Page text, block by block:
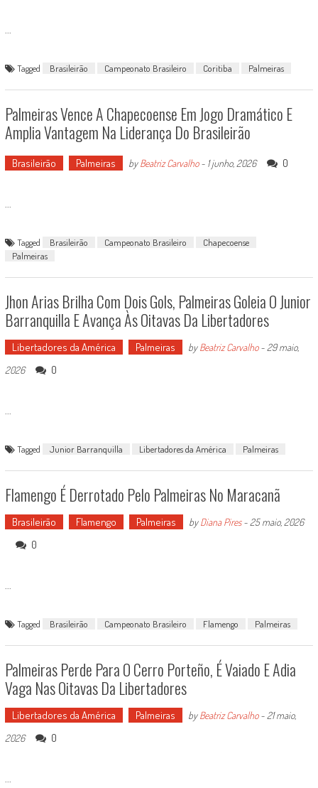
...
Tagged Brasileirão Campeonato Brasileiro Coritiba Palmeiras
Palmeiras Vence A Chapecoense Em Jogo Dramático E
Amplia Vantagem Na Liderança Do Brasileirão
Brasileirão Palmeiras byBeatriz Carvalho- 1 junho, 2026 0
...
Tagged Brasileirão Campeonato Brasileiro
Chapecoense
Palmeiras
Jhon Arias Brilha Com Dois Gols, Palmeiras Goleia O Junior
Barranquilla E Avança Às Oitavas Da Libertadores
Libertadores da América Palmeiras byBeatriz Carvalho- 29 maio,
2026
0
...
Tagged Junior Barranquilla Libertadores da América Palmeiras
Flamengo É Derrotado Pelo Palmeiras No Maracanã
Brasileirão Flamengo Palmeiras byDiana Pires- 25 maio, 2026
0
...
Tagged Brasileirão Campeonato Brasileiro Flamengo Palmeiras
Palmeiras Perde Para O Cerro Porteño, É Vaiado E Adia
Vaga Nas Oitavas Da Libertadores
Libertadores da América Palmeiras byBeatriz Carvalho- 21 maio,
2026
0
...